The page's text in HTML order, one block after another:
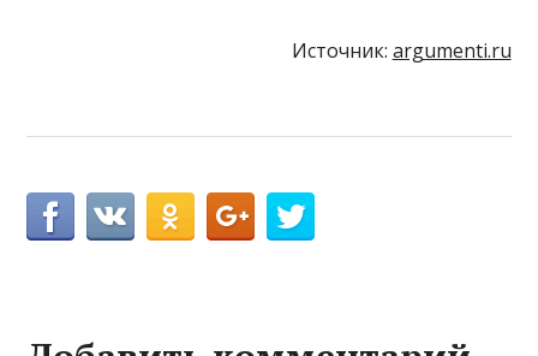
Источник: argumenti.ru